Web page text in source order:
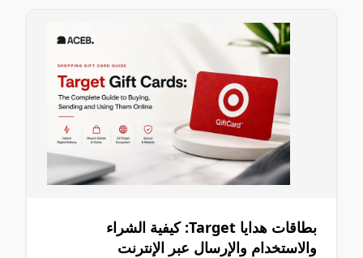
بطاقات هدايا Target: كيفية الشراء
والاستخدام والإرسال عبر الإنترنت